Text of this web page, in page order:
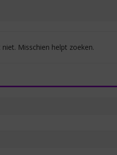
Misschien helpt zoeken.